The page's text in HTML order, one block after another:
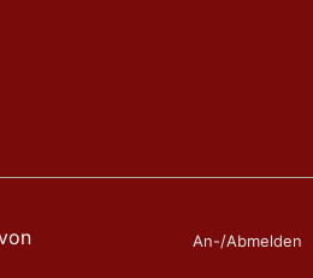
Footer-
An-/Abmelden